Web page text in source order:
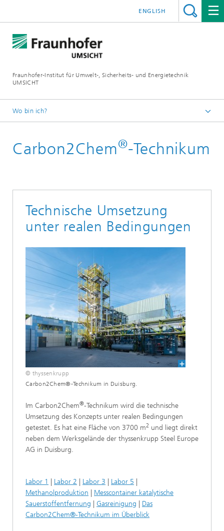
Fraunhofer-Institut für Umwelt-, Sicherheits- und Energietechnik
UMSICHT
ENGLISH
Wo bin ich?
Carbon Management
Carbon2Chem®-Technikum
Technische Umsetzung
unter realen Bedingungen
© thyssenkrupp
Carbon2Chem®-Technikum in Duisburg.
Im Carbon2Chem®-Technikum wird die technische
Umsetzung des Konzepts unter realen Bedingungen
getestet. Es hat eine Fläche von 3700 m2 und liegt direkt
neben dem Werksgelände der thyssenkrupp Steel Europe
AG in Duisburg.
Labor 1 Labor 2 Labor 3 Labor 5
Methanolproduktion
Messcontainer katalytische
Sauerstoffentfernung
Gasreinigung
Das
Carbon2Chem®-Technikum im Überblick